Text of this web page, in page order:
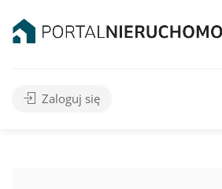
Zaloguj się